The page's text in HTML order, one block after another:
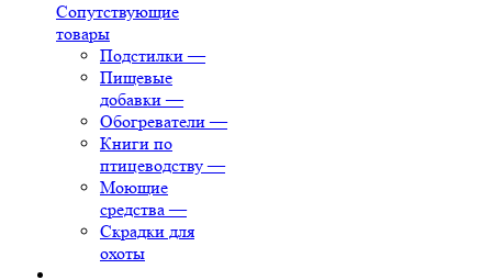
Сопутствующие
товары
Подстилки —
Пищевые
добавки —
Обогреватели —
Книги по
птицеводству —
Моющие
средства —
Скрадки для
охоты